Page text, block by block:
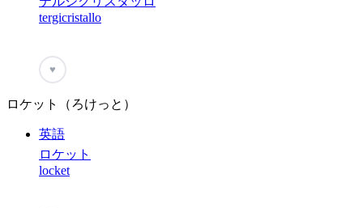
tergicristallo
♥
ロケット（ろけっと）
英語
ロケット
locket